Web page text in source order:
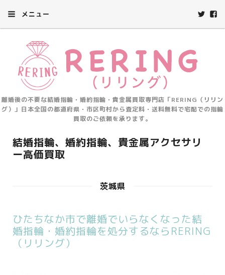
メニュー
離婚後の不要な結婚指輪・婚約指輪・貴金属買取専門店「RERING（リリン
グ）」日本全国の都道府県・市区町村から査定料・送料無料で宅配での指輪
買取のご依頼を承ります。
結婚指輪、婚約指輪、貴金属アクセサリ
ー高価買取
茨城県
ひたちなか市で離婚でいらなくなった結
婚指輪・婚約指輪を処分するならRERING
（リリング）